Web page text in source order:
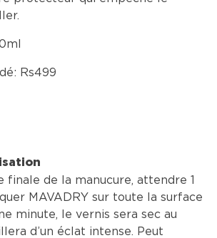
Rs499
finale de la manucure, attendre 1
MAVADRY sur toute la surface
minute, le vernis sera sec au
d’un éclat intense. Peut